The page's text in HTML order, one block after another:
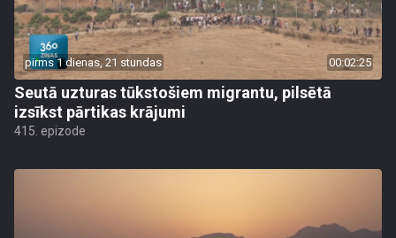
pirms 1 dienas, 21 stundas 00:02:25
Seutā uzturas tūkstošiem migrantu, pilsētā
izsīkst pārtikas krājumi
415. epizode